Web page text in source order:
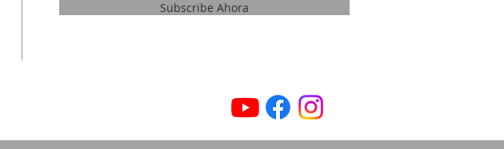
Subscribe Ahora